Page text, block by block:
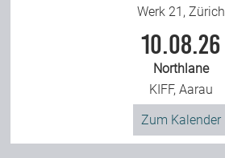
Werk 21, Zürich
10.08.26
Northlane
KIFF, Aarau
Zum Kalender